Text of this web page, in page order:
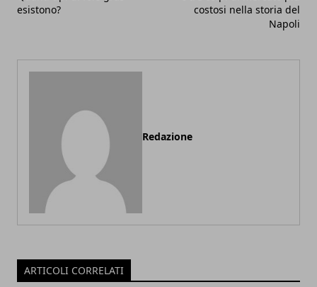
esistono?
costosi nella storia del
Napoli
Redazione
ARTICOLI CORRELATI